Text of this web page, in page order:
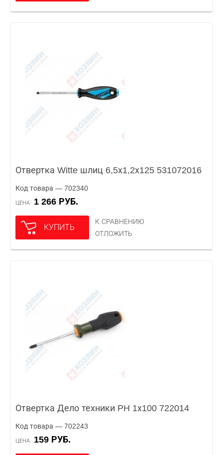
Отвертка Witte шлиц 6,5х1,2х125 531072016
Код товара — 702340
ЦЕНА 1 266 РУБ.
КУПИТЬ
К СРАВНЕНИЮ
ОТЛОЖИТЬ
Отвертка Дело техники PH 1х100 722014
Код товара — 702243
ЦЕНА 159 РУБ.